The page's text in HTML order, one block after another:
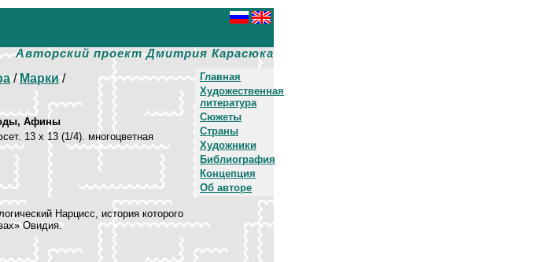
Авторский проект Дмитрия Карасюка
Главная
Художественная
литература
Сюжеты
Страны
Художники
Библиография
Концепция
Об авторе
/Марки/
Афины
13 х 13 (1/4). многоцветная
Нарцисс, история которого
Овидия.